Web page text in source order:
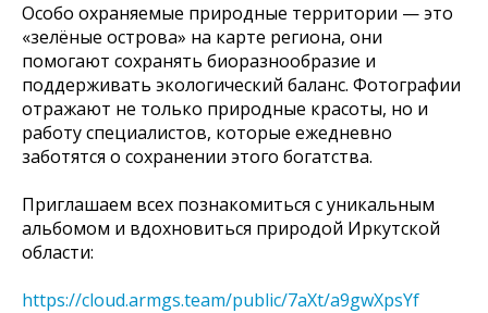
Особо охраняемые природные территории — это
«зелёные острова» на карте региона, они
помогают сохранять биоразнообразие и
поддерживать экологический баланс. Фотографии
отражают не только природные красоты, но и
работу специалистов, которые ежедневно
заботятся о сохранении этого богатства.
Приглашаем всех познакомиться с уникальным
альбомом и вдохновиться природой Иркутской
области:
https://cloud.armgs.team/public/7aXt/a9gwXpsYf